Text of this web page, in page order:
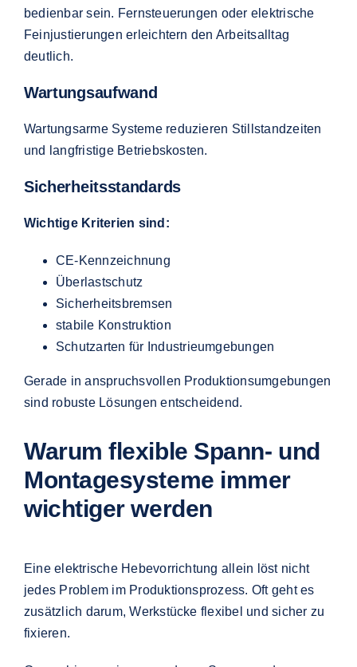
bedienbar sein. Fernsteuerungen oder elektrische
Feinjustierungen erleichtern den Arbeitsalltag
deutlich.
Wartungsaufwand
Wartungsarme Systeme reduzieren Stillstandzeiten
und langfristige Betriebskosten.
Sicherheitsstandards
Wichtige Kriterien sind:
CE-Kennzeichnung
Überlastschutz
Sicherheitsbremsen
stabile Konstruktion
Schutzarten für Industrieumgebungen
Gerade in anspruchsvollen Produktionsumgebungen
sind robuste Lösungen entscheidend.
Warum flexible Spann- und
Montagesysteme immer
wichtiger werden
Eine elektrische Hebevorrichtung allein löst nicht
jedes Problem im Produktionsprozess. Oft geht es
zusätzlich darum, Werkstücke flexibel und sicher zu
fixieren.